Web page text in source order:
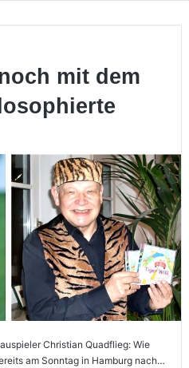
mit dem
Christian Quadflieg: Wie
am Sonntag in Hamburg nach…